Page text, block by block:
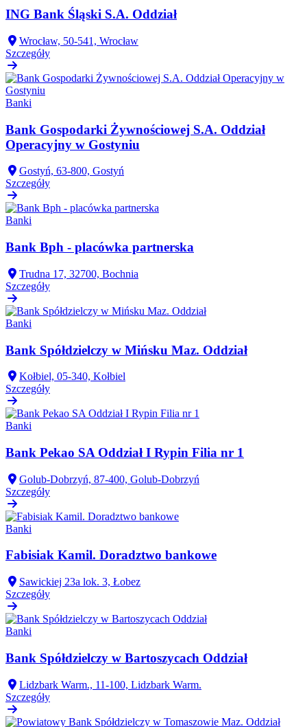
ING Bank Śląski S.A. Oddział
Wrocław, 50-541, Wrocław
Szczegóły
Banki
Bank Gospodarki Żywnościowej S.A. Oddział
Operacyjny w Gostyniu
Gostyń, 63-800, Gostyń
Szczegóły
Banki
Bank Bph - placówka partnerska
Trudna 17, 32700, Bochnia
Szczegóły
Banki
Bank Spółdzielczy w Mińsku Maz. Oddział
Kołbiel, 05-340, Kołbiel
Szczegóły
Banki
Bank Pekao SA Oddział I Rypin Filia nr 1
Golub-Dobrzyń, 87-400, Golub-Dobrzyń
Szczegóły
Banki
Fabisiak Kamil. Doradztwo bankowe
Sawickiej 23a lok. 3, Łobez
Szczegóły
Banki
Bank Spółdzielczy w Bartoszycach Oddział
Lidzbark Warm., 11-100, Lidzbark Warm.
Szczegóły